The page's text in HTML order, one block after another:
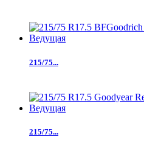
215/75...
215/75...